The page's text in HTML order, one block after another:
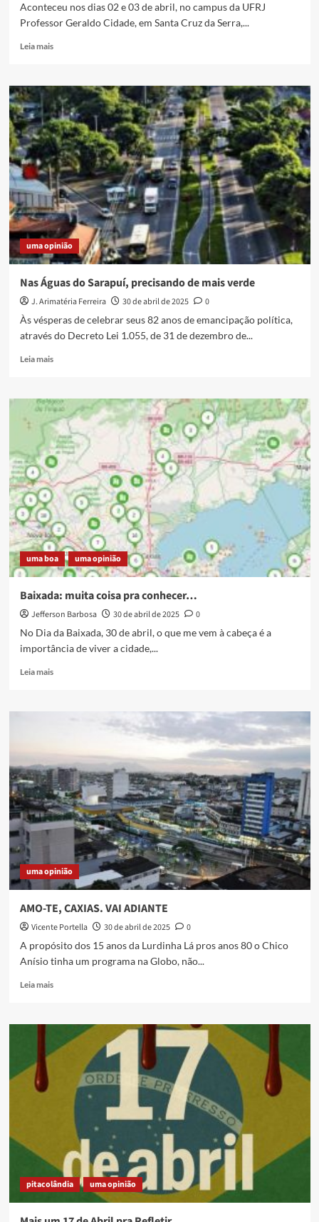
Aconteceu nos dias 02 e 03 de abril, no campus da UFRJ
Professor Geraldo Cidade, em Santa Cruz da Serra,...
Leia maisRead
Nova
unidade
de
conservação
em
Caxias.
Legal!
Mas
e
as
outras?
uma opinião
Nas Águas do Sarapuí, precisando de mais verde
J. Arimatéria Ferreira 30 de abril de 2025
0
Às vésperas de celebrar seus 82 anos de emancipação política,
através do Decreto Lei 1.055, de 31 de dezembro de...
Leia maisRead
Nas
Águas
do
Sarapuí,
precisando
de
mais
verde
uma boa uma opinião
Baixada: muita coisa pra conhecer…
Jefferson Barbosa 30 de abril de 2025
0
No Dia da Baixada, 30 de abril, o que me vem à cabeça é a
importância de viver a cidade,...
Leia maisRead
conhecer…
uma opinião
AMO-TE, CAXIAS. VAI ADIANTE
Vicente Portella 30 de abril de 2025
0
A propósito dos 15 anos da Lurdinha Lá pros anos 80 o Chico
Anísio tinha um programa na Globo, não...
Leia maisRead
AMO-
CAXIAS.
ADIANTE
pitacolândia uma opinião